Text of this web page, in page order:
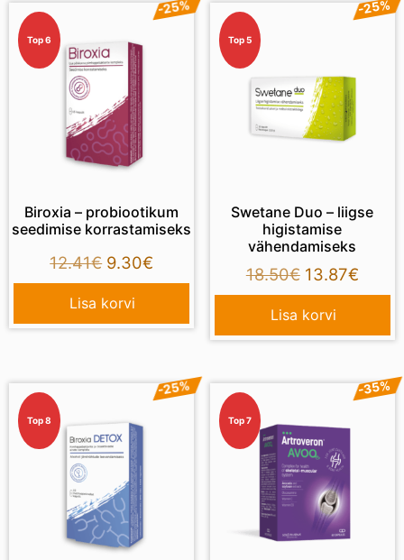
Top 6
-25%
Biroxia – probiootikum
seedimise korrastamiseks
12.41€ 9.30€
Lisa korvi
Top 5
-25%
Swetane Duo – liigse
higistamise
vähendamiseks
18.50€ 13.87€
Lisa korvi
Top 8
-25%
Top 7
-35%